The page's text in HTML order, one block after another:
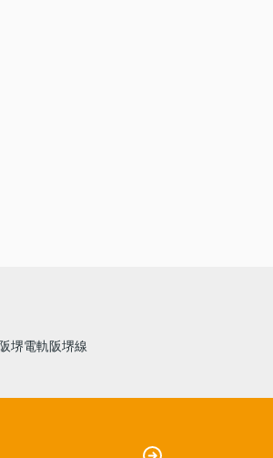
阪堺電軌阪堺線